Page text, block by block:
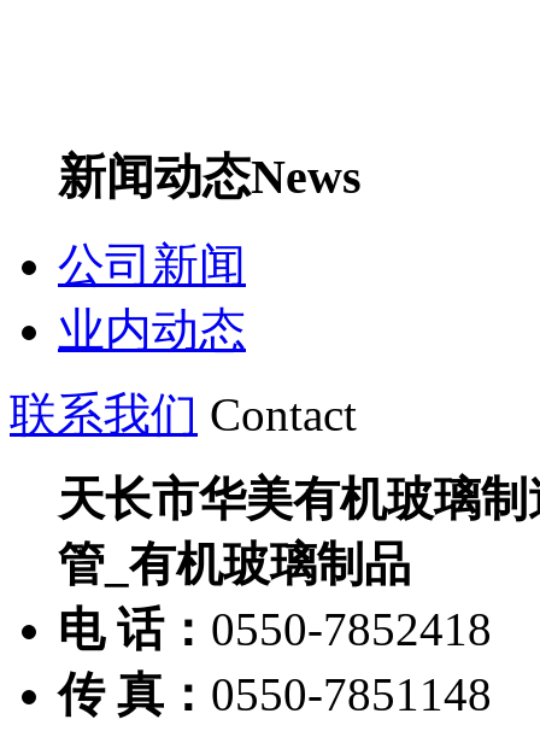
新闻动态News
公司新闻
业内动态
联系我们 Contact
天长市华美有机玻璃
管_有机玻璃制品
电 话： 0550-7852418
传 真： 0550-7851148